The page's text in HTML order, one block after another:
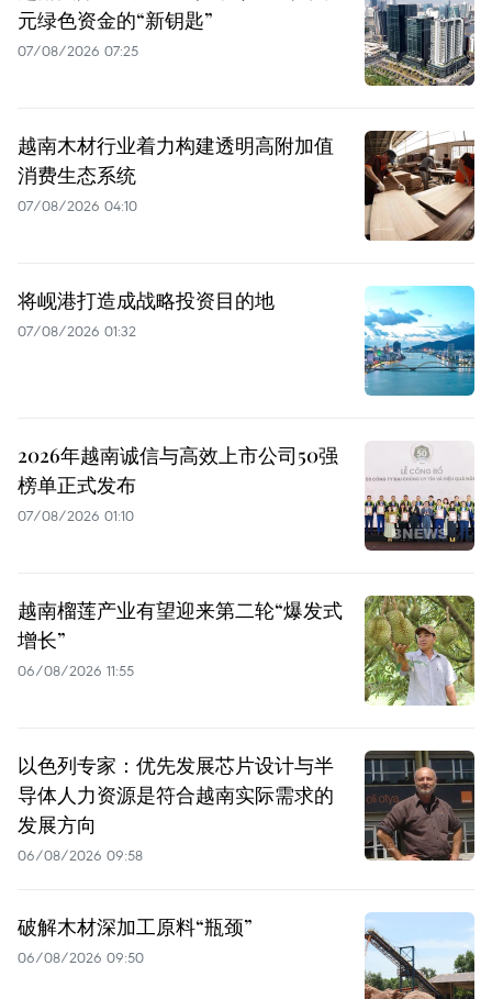
元绿色资金的“新钥匙”
07/08/2026 07:25
越南木材行业着力构建透明高附加值
消费生态系统
07/08/2026 04:10
将岘港打造成战略投资目的地
07/08/2026 01:32
2026年越南诚信与高效上市公司50强
榜单正式发布
07/08/2026 01:10
越南榴莲产业有望迎来第二轮“爆发式
增长”
06/08/2026 11:55
以色列专家：优先发展芯片设计与半
导体人力资源是符合越南实际需求的
发展方向
06/08/2026 09:58
破解木材深加工原料“瓶颈”
06/08/2026 09:50